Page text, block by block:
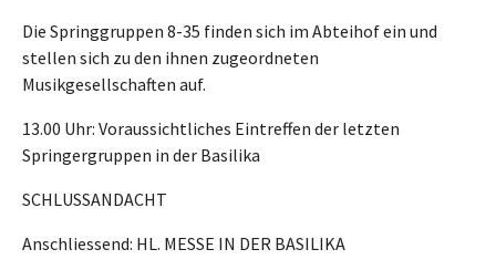
Die Springgruppen 8-35 finden sich im Abteihof ein und
stellen sich zu den ihnen zugeordneten
Musikgesellschaften auf.
13.00 Uhr: Voraussichtliches Eintreffen der letzten
Springergruppen in der Basilika
SCHLUSSANDACHT
Anschliessend: HL. MESSE IN DER BASILIKA